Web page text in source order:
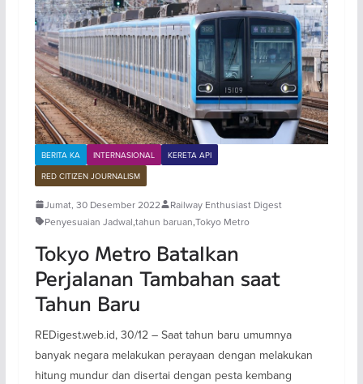
BERITA KA INTERNASIONAL
KERETA API
RED CITIZEN JOURNALISM
Jumat, 30 Desember 2022
Railway Enthusiast Digest
Penyesuaian Jadwal,tahun baruan,Tokyo Metro
Tokyo Metro Batalkan
Perjalanan Tambahan saat
Tahun Baru
REDigest.web.id, 30/12 – Saat tahun baru umumnya
banyak negara melakukan perayaan dengan melakukan
hitung mundur dan disertai dengan pesta kembang